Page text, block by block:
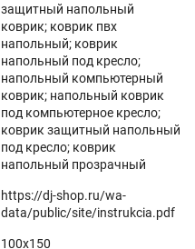
защитный напольный
коврик; коврик пвх
напольный; коврик
напольный под кресло;
напольный компьютерный
коврик; напольный коврик
под компьютерное кресло;
коврик защитный напольный
под кресло; коврик
напольный прозрачный
https://dj-shop.ru/wa-
data/public/site/instrukcia.pdf
100x150